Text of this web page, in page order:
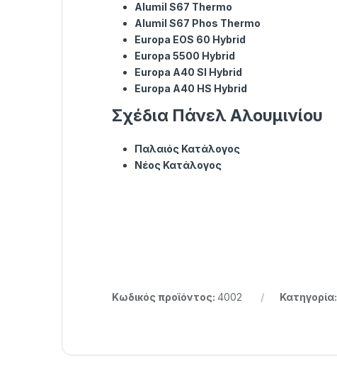
Alumil S67 Thermo
Alumil S67 Phos Thermo
Europa EOS 60 Hybrid
Europa 5500 Hybrid
Europa Α40 SI Hybrid
Europa A40 HS Hybrid
Σχέδια Πάνελ Αλουμινίου
Παλαιός Κατάλογος
Νέος Κατάλογος
Κωδικός προϊόντος: 4002 Κατηγορία: